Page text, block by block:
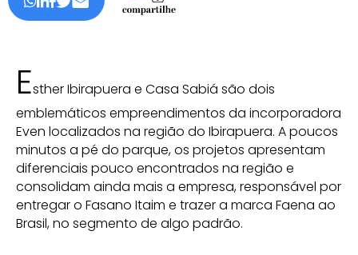
Esther Ibirapuera e Casa Sabiá são dois
emblemáticos empreendimentos da incorporadora
Even localizados na região do Ibirapuera. A poucos
minutos a pé do parque, os projetos apresentam
diferenciais pouco encontrados na região e
consolidam ainda mais a empresa, responsável por
entregar o Fasano Itaim e trazer a marca Faena ao
Brasil, no segmento de algo padrão.